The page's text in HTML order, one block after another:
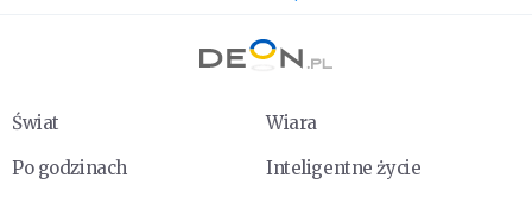
Świat
Wiara
Po godzinach
Inteligentne życie